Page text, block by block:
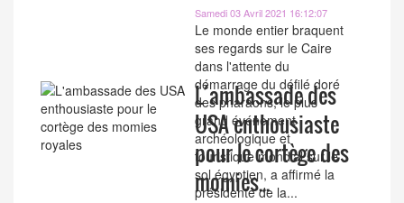
Samedi 03 Avril 2021 16:12:07
Le monde entier braquent
ses regards sur le Caire
dans l'attente du
démarrage du défilé doré
des pharaons, le plus
grand événement
archéologique et
touristique mondial sur le
sol égyptien, a affirmé la
présidente de la...
L´ambassade des
USA enthousiaste
pour le cortège des
momies...